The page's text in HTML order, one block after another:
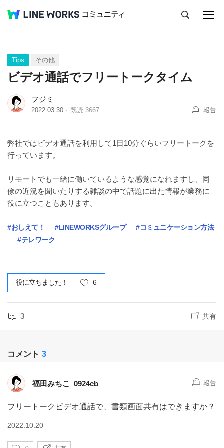
Q&A Tips Ideas
Tips その他
ビデオ通話でフリートークタイム
フジミ
2022.03.30 既読 3667 報告
弊社ではビデオ通話を利用して1日10分ぐらいフリートークを
行っています。
リモートでも一緒に働いているような感覚になれますし、同
僚の近況を聞いたりする雑談の中で話題に出た情報が業務に
役に立つこともあります。
#おしえて！ #LINEWORKSグループ
#コミュニケーション方法
#テレワーク
役に立ちました！ 6
3 共有
コメント 3
福田みちこ_0924cb 報告
フリートークビデオ通話で、書類画面共有はできますか？
2022.10.20